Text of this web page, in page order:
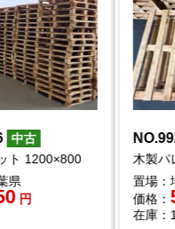
NO.9901
木製パレ
置場：愛
価格：